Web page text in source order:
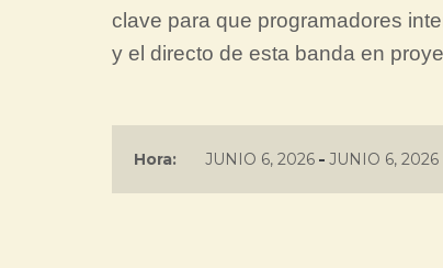
clave para que programadores
y el directo de esta banda en
Hora: JUNIO 6, 2026 - JUNIO 6, 2026